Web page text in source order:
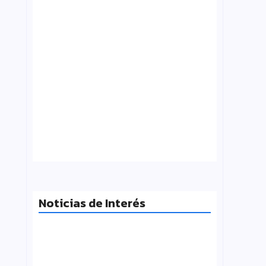
Noticias de Interés